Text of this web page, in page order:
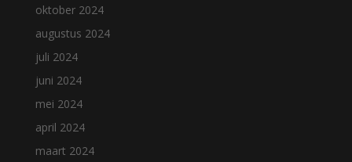
oktober 2024
augustus 2024
juli 2024
juni 2024
mei 2024
april 2024
maart 2024